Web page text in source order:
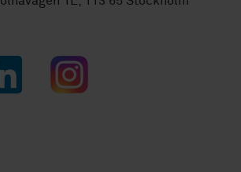
Instagram